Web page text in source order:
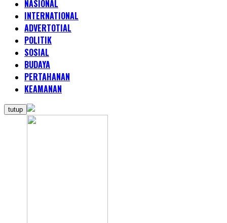
NASIONAL
INTERNATIONAL
ADVERTOTIAL
POLITIK
SOSIAL
BUDAYA
PERTAHANAN
KEAMANAN
tutup